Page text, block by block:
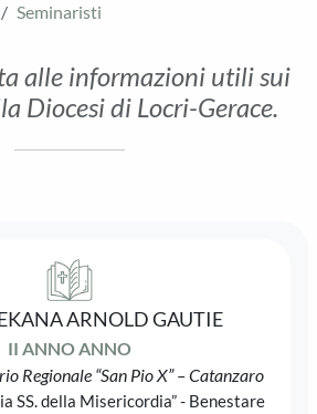
Seminaristi
alle informazioni utili sui
Diocesi di Locri-Gerace.
ARNOLD GAUTIE
II ANNO ANNO
Regionale “San Pio X” – Catanzaro
SS. della Misericordia” - Benestare